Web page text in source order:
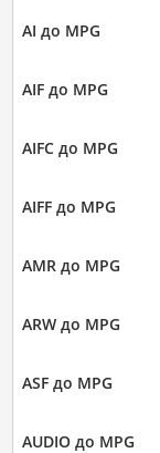
AI до MPG
AIF до MPG
AIFC до MPG
AIFF до MPG
AMR до MPG
ARW до MPG
ASF до MPG
AUDIO до MPG